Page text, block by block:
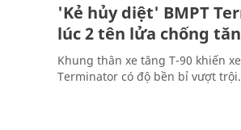
'Kẻ hủy diệt' BMPT
lúc 2 tên lửa chống
Khung thân xe tăng T-90 khiến
Terminator có độ bền bỉ vượt trội.